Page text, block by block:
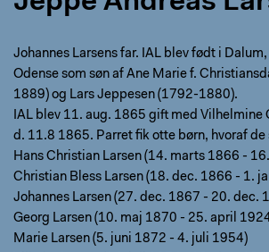
Johannes Larsens far. IAL blev født i
Odense som søn af Ane Marie f.
1889) og Lars Jeppesen (1792-1880).
IAL blev 11. aug. 1865 gift med Vilhelmine
d. 11.8 1865. Parret fik otte børn, hvoraf de
Hans Christian Larsen (14. marts 1866 -
Christian Bless Larsen (18. dec. 1866 - 1.
Johannes Larsen (27. dec. 1867 - 20. dec.
Georg Larsen (10. maj 1870 - 25. april
Marie Larsen (5. juni 1872 - 4. juli 1954)